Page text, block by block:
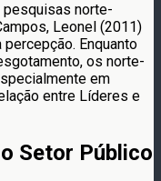
norte-
Leonel (2011)
Enquanto
os norte-
em
entre Líderes e
Setor Público